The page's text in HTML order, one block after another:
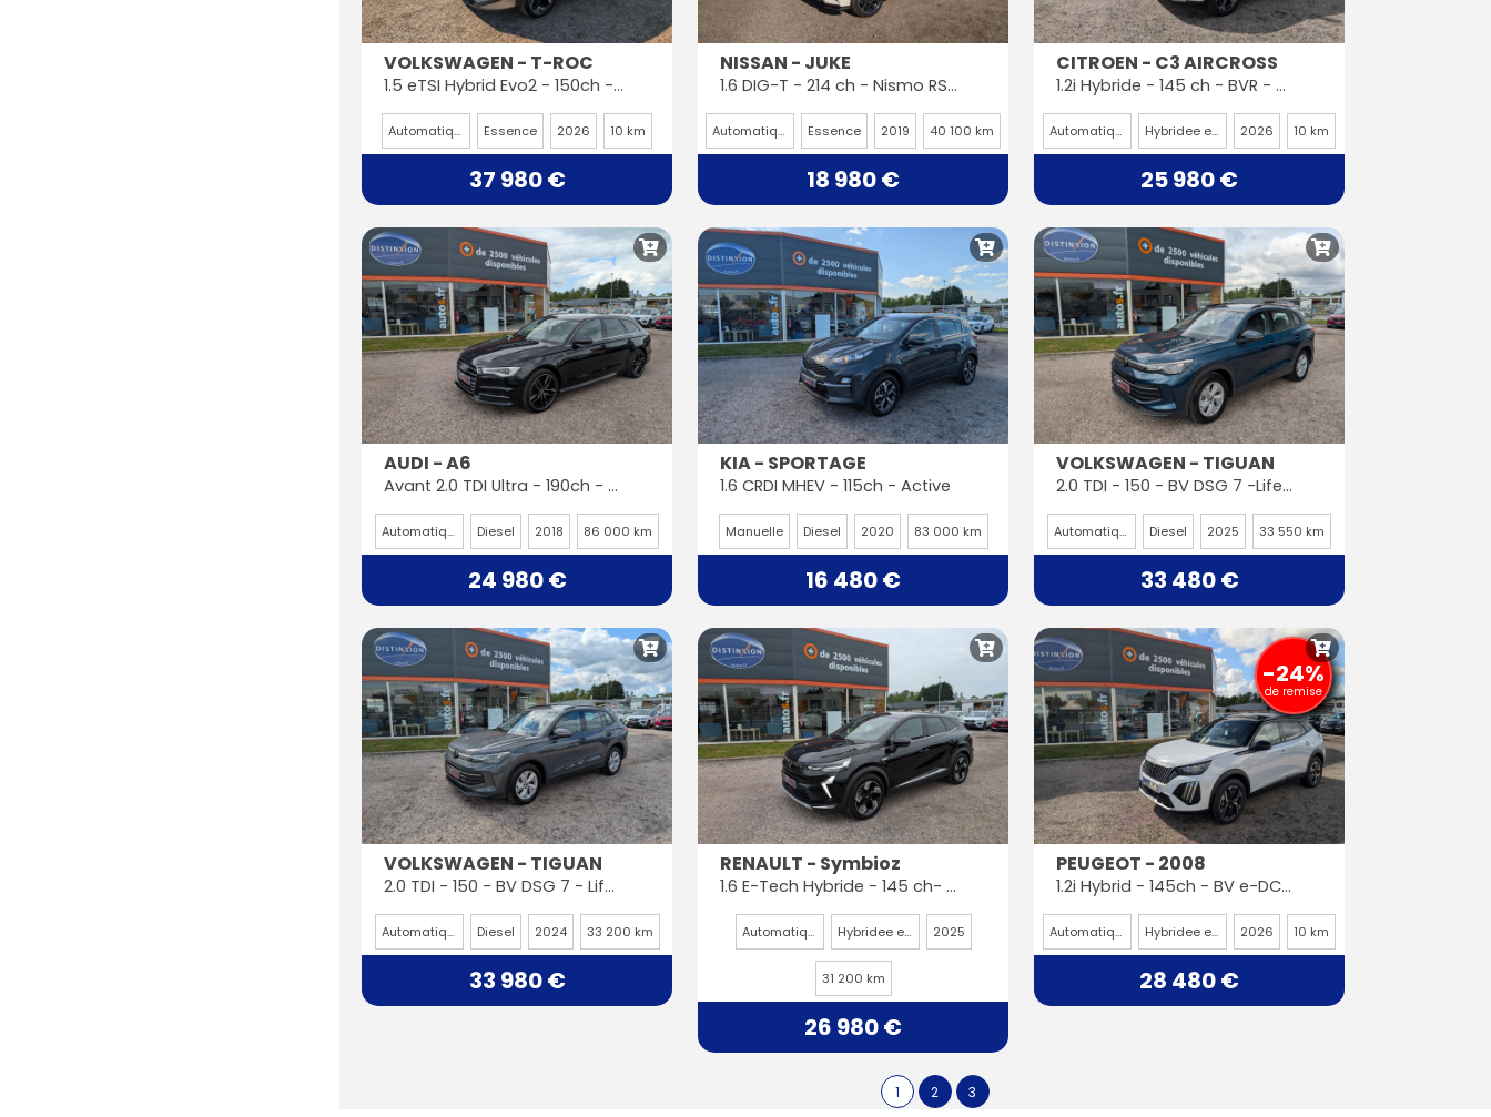
VOLKSWAGEN - T-ROC
1.5 eTSI Hybrid Evo2 - 150ch - BV DSG 7 - R-Line
Automatique Essence 2026 10 km
37 980 €
NISSAN - JUKE
1.6 DIG-T - 214 ch - Nismo RS - All-Mode 4x4 x-tronic
Automatique Essence 2019 40 100 km
18 980 €
CITROEN - C3 AIRCROSS
1.2i Hybride - 145 ch - BVR - Max
Automatique Hybridee essence 2026 10 km
25 980 €
AUDI - A6
Avant 2.0 TDI Ultra - 190ch - BV S-tronic - S-Line
Automatique Diesel 2018 86 000 km
24 980 €
KIA - SPORTAGE
1.6 CRDI MHEV - 115ch - Active
Manuelle Diesel 2020 83 000 km
16 480 €
VOLKSWAGEN - TIGUAN
2.0 TDI - 150 - BV DSG 7 -Life Plus
Automatique Diesel 2025 33 550 km
33 480 €
VOLKSWAGEN - TIGUAN
2.0 TDI - 150 - BV DSG 7 - Life Plus
Automatique Diesel 2024 33 200 km
33 980 €
RENAULT - Symbioz
1.6 E-Tech Hybride - 145 ch- BVA multi-modes Iconic
Automatique Hybridee essence 2025
31 200 km
26 980 €
-24%
de remise
PEUGEOT - 2008
1.2i Hybrid - 145ch - BV e-DCS6 - GT
Automatique Hybridee essence 2026 10 km
28 480 €
1 2 3